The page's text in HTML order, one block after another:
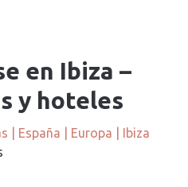
en Ibiza –
y hoteles
España Europa
Ibiza